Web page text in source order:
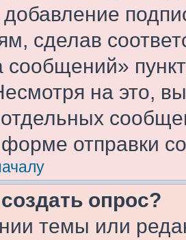
добавление
сделав
сообщений»
на это,
отдельных
отправки
опрос?
темы или